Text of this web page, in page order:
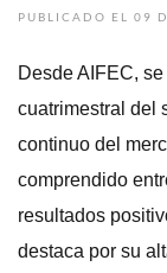
PUBLICADO EL 09
Desde AIFEC,
cuatrimestral del
continuo del
comprendido
resultados
destaca por su